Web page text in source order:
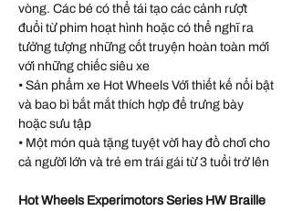
vòng. Các bé có thể tái tạo các cảnh rượt
đuổi từ phim hoạt hình hoặc có thể nghĩ ra
tưởng tượng những cốt truyện hoàn toàn mới
với những chiếc siêu xe
• Sản phẩm xe Hot Wheels Với thiết kế nổi bật
và bao bì bắt mắt thích hợp để trưng bày
hoặc sưu tập
• Một món quà tặng tuyệt vời hay đồ chơi cho
cả người lớn và trẻ em trái gái từ 3 tuổi trở lên
Hot Wheels Experimotors Series HW Braille